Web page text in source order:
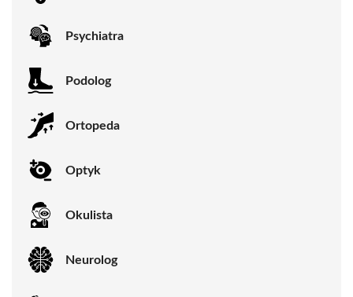
Psychiatra
Podolog
Ortopeda
Optyk
Okulista
Neurolog